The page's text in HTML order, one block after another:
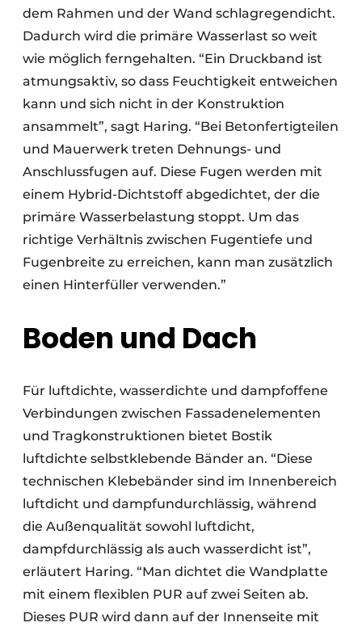
dem Rahmen und der Wand schlagregendicht.
Dadurch wird die primäre Wasserlast so weit
wie möglich ferngehalten. “Ein Druckband ist
atmungsaktiv, so dass Feuchtigkeit entweichen
kann und sich nicht in der Konstruktion
ansammelt”, sagt Haring. “Bei Betonfertigteilen
und Mauerwerk treten Dehnungs- und
Anschlussfugen auf. Diese Fugen werden mit
einem Hybrid-Dichtstoff abgedichtet, der die
primäre Wasserbelastung stoppt. Um das
richtige Verhältnis zwischen Fugentiefe und
Fugenbreite zu erreichen, kann man zusätzlich
einen Hinterfüller verwenden.”
Boden und Dach
Für luftdichte, wasserdichte und dampfoffene
Verbindungen zwischen Fassadenelementen
und Tragkonstruktionen bietet Bostik
luftdichte selbstklebende Bänder an. “Diese
technischen Klebebänder sind im Innenbereich
luftdicht und dampfundurchlässig, während
die Außenqualität sowohl luftdicht,
dampfdurchlässig als auch wasserdicht ist”,
erläutert Haring. “Man dichtet die Wandplatte
mit einem flexiblen PUR auf zwei Seiten ab.
Dieses PUR wird dann auf der Innenseite mit